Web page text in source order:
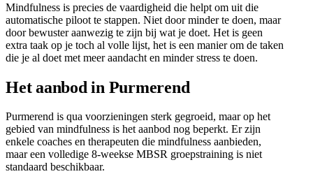
Mindfulness is precies de vaardigheid die helpt om uit die
automatische piloot te stappen. Niet door minder te doen, maar
door bewuster aanwezig te zijn bij wat je doet. Het is geen
extra taak op je toch al volle lijst, het is een manier om de taken
die je al doet met meer aandacht en minder stress te doen.
Het aanbod in Purmerend
Purmerend is qua voorzieningen sterk gegroeid, maar op het
gebied van mindfulness is het aanbod nog beperkt. Er zijn
enkele coaches en therapeuten die mindfulness aanbieden,
maar een volledige 8-weekse MBSR groepstraining is niet
standaard beschikbaar.